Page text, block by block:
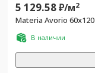
5 129.58₽/м2
Materia Avorio 60x120
В наличии